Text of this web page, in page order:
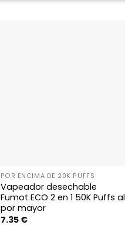
POR ENCIMA DE 20K PUFFS
Vapeador desechable
Fumot ECO 2 en 1 50K Puffs al
por mayor
7.35 €